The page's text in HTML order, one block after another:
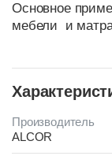
Основное
мебели и
Производитель
ALCOR